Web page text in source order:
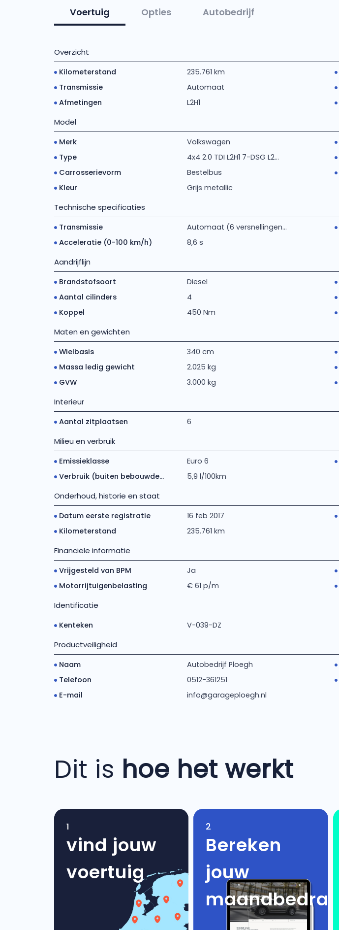
Voertuig Opties Autobedrijf
Overzicht
Kilometerstand 235.761 km
Transmissie
Automaat
Afmetingen
L2H1
Model
Merk Volkswagen
Type
4x4 2.0 TDI L2H1 7-DSG L2...
Carrosserievorm
Bestelbus
Kleur
Grijs metallic
Technische specificaties
Transmissie Automaat (6 versnellingen...
Acceleratie (0-100 km/h)
8,6 s
Aandrijflijn
Brandstofsoort Diesel
Aantal cilinders
4
Koppel
450 Nm
Maten en gewichten
Wielbasis 340 cm
Massa ledig gewicht
2.025 kg
GVW
3.000 kg
Interieur
Aantal zitplaatsen 6
Milieu en verbruik
Emissieklasse Euro 6
Verbruik (buiten bebouwde...
5,9 l/100km
Onderhoud, historie en staat
Datum eerste registratie 16 feb 2017
Kilometerstand
235.761 km
Financiële informatie
Vrijgesteld van BPM Ja
Motorrijtuigenbelasting
€ 61 p/m
Identificatie
Kenteken V-039-DZ
Productveiligheid
Naam Autobedrijf Ploegh
Telefoon
0512-361251
E-mail
info@garageploegh.nl
Dit is hoe het werkt
1
vind jouw
voertuig
2
Bereken
jouw
maandbedrag